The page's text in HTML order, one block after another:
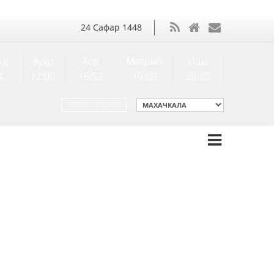
24 Сафар 1448